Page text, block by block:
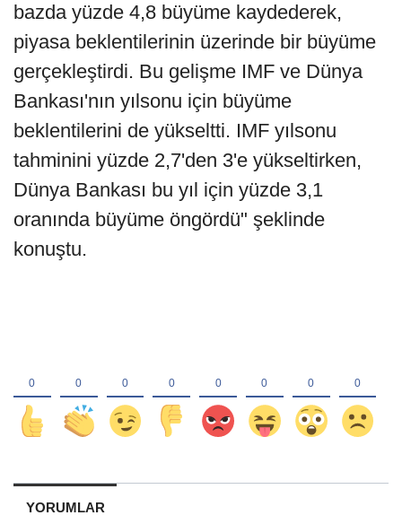
bazda yüzde 4,8 büyüme kaydederek,
piyasa beklentilerinin üzerinde bir büyüme
gerçekleştirdi. Bu gelişme IMF ve Dünya
Bankası'nın yılsonu için büyüme
beklentilerini de yükseltti. IMF yılsonu
tahminini yüzde 2,7'den 3'e yükseltirken,
Dünya Bankası bu yıl için yüzde 3,1
oranında büyüme öngördü" şeklinde
konuştu.
YORUMLAR